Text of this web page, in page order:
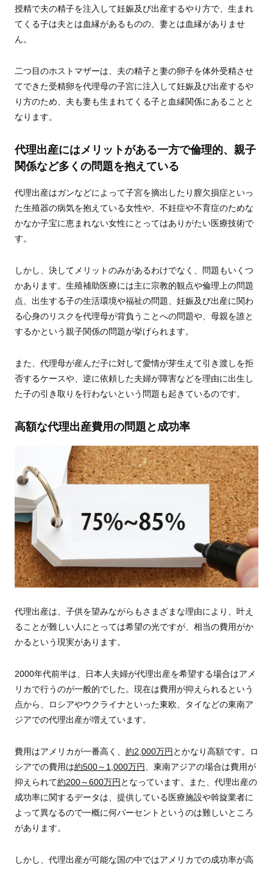
授精で夫の精子を注入して妊娠及び出産するやり方で、生まれ
てくる子は夫とは血縁があるものの、妻とは血縁がありませ
ん。
二つ目のホストマザーは、夫の精子と妻の卵子を体外受精させ
てできた受精卵を代理母の子宮に注入して妊娠及び出産するや
り方のため、夫も妻も生まれてくる子と血縁関係にあることと
なります。
代理出産にはメリットがある一方で倫理的、親子
関係など多くの問題を抱えている
代理出産はガンなどによって子宮を摘出したり膣欠損症といっ
た生殖器の病気を抱えている女性や、不妊症や不育症のためな
かなか子宝に恵まれない女性にとってはありがたい医療技術で
す。
しかし、決してメリットのみがあるわけでなく、問題もいくつ
かあります。生殖補助医療には主に宗教的観点や倫理上の問題
点、出生する子の生活環境や福祉の問題、妊娠及び出産に関わ
る心身のリスクを代理母が背負うことへの問題や、母親を誰と
するかという親子関係の問題が挙げられます。
また、代理母が産んだ子に対して愛情が芽生えて引き渡しを拒
否するケースや、逆に依頼した夫婦が障害などを理由に出生し
た子の引き取りを行わないという問題も起きているのです。
高額な代理出産費用の問題と成功率
代理出産は、子供を望みながらもさまざまな理由により、叶え
ることが難しい人にとっては希望の光ですが、相当の費用がか
かるという現実があります。
2000年代前半は、日本人夫婦が代理出産を希望する場合はアメ
リカで行うのが一般的でした。現在は費用が抑えられるという
点から、ロシアやウクライナといった東欧、タイなどの東南ア
ジアでの代理出産が増えています。
費用はアメリカが一番高く、 約2,000万円 とかなり高額です。ロ
シアでの費用は約500～1,000万円、東南アジアの場合は費用が
抑えられて約200～600万円 となっています。また、代理出産の
成功率に関するデータは、提供している医療施設や斡旋業者に
よって異なるので一概に何パーセントというのは難しいところ
があります。
しかし、代理出産が可能な国の中ではアメリカでの成功率が高